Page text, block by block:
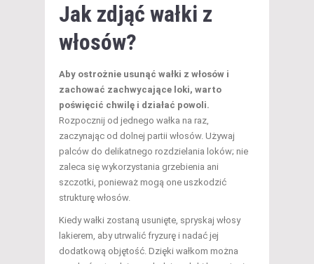
Jak zdjąć wałki z
włosów?
Aby ostrożnie usunąć wałki z włosów i
zachować zachwycające loki, warto
poświęcić chwilę i działać powoli.
Rozpocznij od jednego wałka na raz,
zaczynając od dolnej partii włosów. Używaj
palców do delikatnego rozdzielania loków; nie
zaleca się wykorzystania grzebienia ani
szczotki, ponieważ mogą one uszkodzić
strukturę włosów.
Kiedy wałki zostaną usunięte, spryskaj włosy
lakierem, aby utrwalić fryzurę i nadać jej
dodatkową objętość. Dzięki wałkom można